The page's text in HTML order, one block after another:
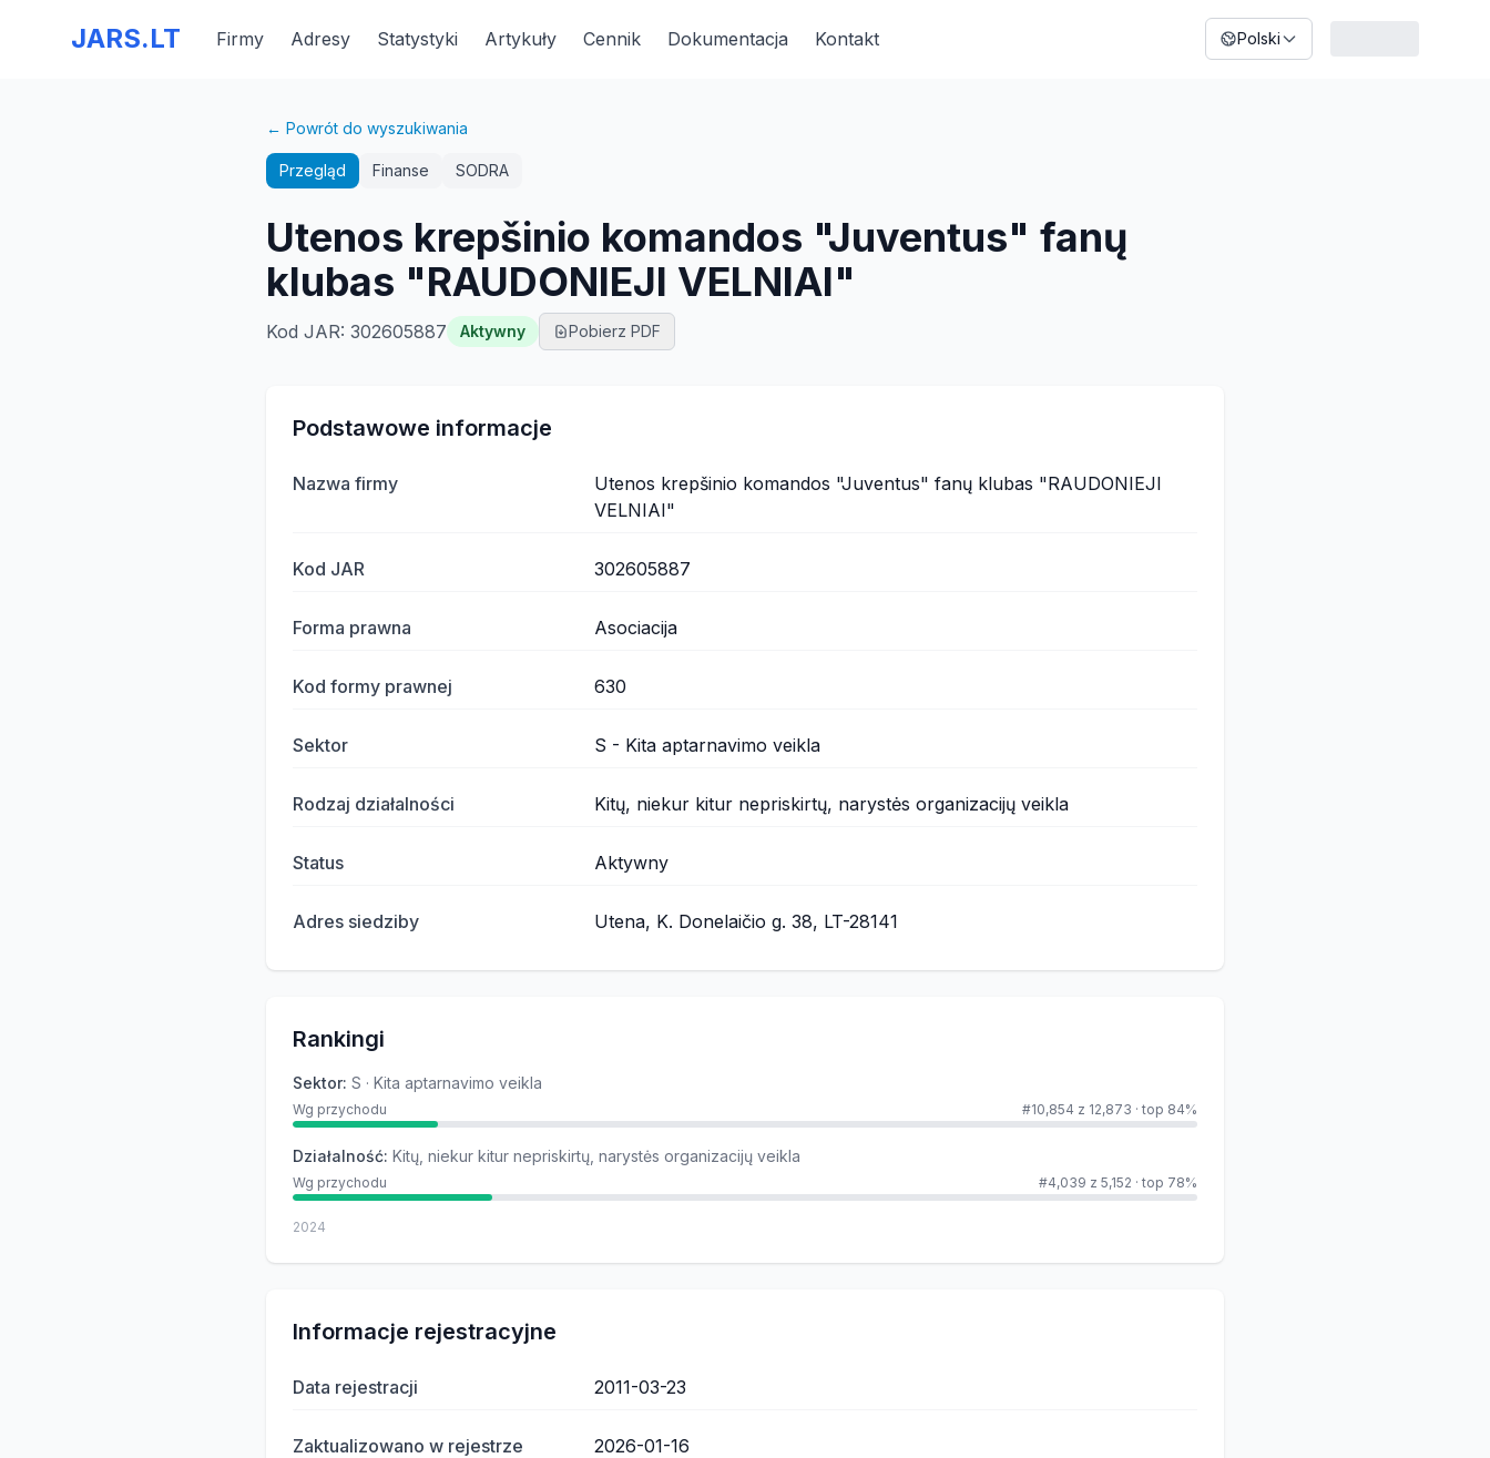
JARS.LT Firmy Adresy Statystyki Artykuły Cennik Dokumentacja Kontakt Polski
← Powrót do wyszukiwania
Przegląd Finanse SODRA
Utenos krepšinio komandos "Juventus" fanų
klubas "RAUDONIEJI VELNIAI"
Kod JAR: 302605887 Aktywny Pobierz PDF
Podstawowe informacje
Nazwa firmy
Utenos krepšinio komandos "Juventus" fanų klubas "RAUDONIEJI
VELNIAI"
Kod JAR 302605887
Forma prawna Asociacija
Kod formy prawnej 630
Sektor S - Kita aptarnavimo veikla
Rodzaj działalności Kitų, niekur kitur nepriskirtų, narystės organizacijų veikla
Status Aktywny
Adres siedziby Utena, K. Donelaičio g. 38, LT-28141
Rankingi
Sektor: S · Kita aptarnavimo veikla
Wg przychodu #10,854 z 12,873 · top 84%
Działalność: Kitų, niekur kitur nepriskirtų, narystės organizacijų veikla
Wg przychodu #4,039 z 5,152 · top 78%
2024
Informacje rejestracyjne
Data rejestracji 2011-03-23
Zaktualizowano w rejestrze 2026-01-16